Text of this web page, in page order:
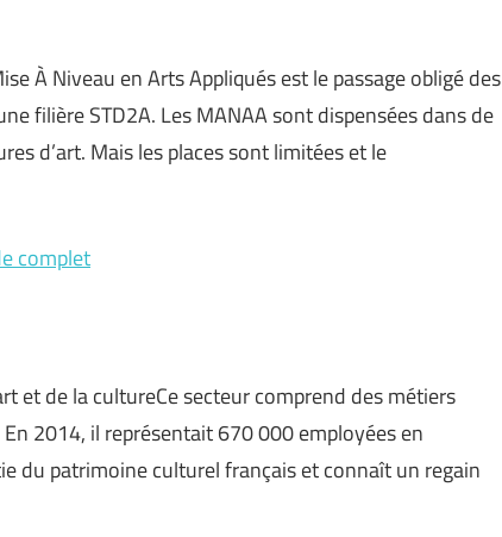
À Niveau en Arts Appliqués est le passage obligé des
filière STD2A. Les MANAA sont dispensées dans de
d’art. Mais les places sont limitées et le
complet
et de la cultureCe secteur comprend des métiers
2014, il représentait 670 000 employées en
du patrimoine culturel français et connaît un regain